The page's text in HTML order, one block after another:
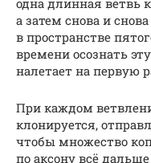
а затем снова и
в пространстве
времени осознать
налетает на первую
При каждом
клонируется,
чтобы множество
по аксону всё